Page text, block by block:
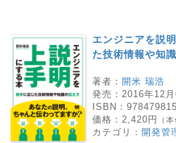
エンジニアを説
た技術情報や知
著者： 開米 瑞浩
発売： 2016年12月
ISBN：
価格： 2,420円 （
カテゴリ： 開発管